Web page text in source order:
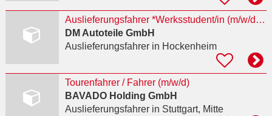
Auslieferungsfahrer *Werksstudent/in (m/w/d)**planbare Arbeitszeit
DM Autoteile GmbH
Auslieferungsfahrerin Hockenheim
Tourenfahrer / Fahrer (m/w/d)
BAVADO Holding GmbH
Auslieferungsfahrerin Stuttgart, Mitte